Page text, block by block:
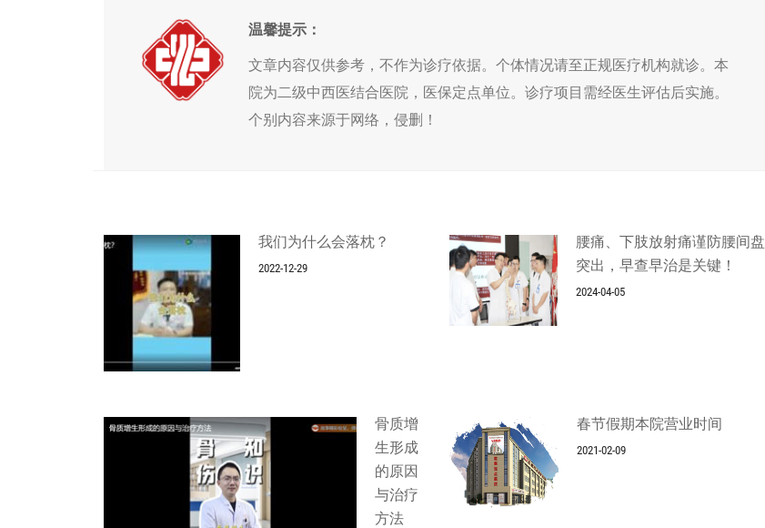
温馨提示：
文章内容仅供参考，不作为诊疗依据。个体情况请至正规医疗机构就诊。本
院为二级中西医结合医院，医保定点单位。诊疗项目需经医生评估后实施。
个别内容来源于网络，侵删！
我们为什么会落枕？
2022-12-29
腰痛、下肢放射痛谨防腰间盘
突出，早查早治是关键！
2024-04-05
骨质增
生形成
的原因
与治疗
方法
春节假期本院营业时间
2021-02-09